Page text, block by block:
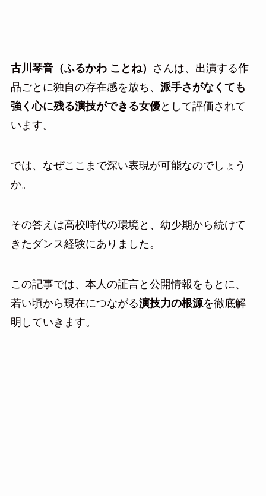
古川琴音（ふるかわ ことね）
さんは、出演する作
品ごとに独自の存在感を放ち、 派手さがなくても
強く心に残る演技ができる女優として評価されて
います。
では、なぜここまで深い表現が可能なのでしょう
か。
その答えは高校時代の環境と、幼少期から続けて
きたダンス経験にありました。
この記事では、本人の証言と公開情報をもとに、
若い頃から現在につながる演技力の根源を徹底解
明していきます。